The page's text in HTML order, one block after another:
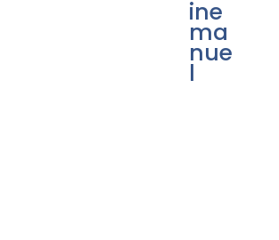
ine
ma
nue
l